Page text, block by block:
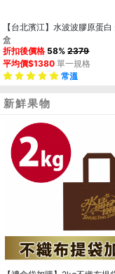
【台北濱江】水波波膠原蛋
盒
折扣後價格 58%2379
平均價$1380 單一規格
常溫
新鮮果物